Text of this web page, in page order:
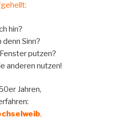
hin?
Sinn?
putzen?
anderen nutzen!
Jahren,
,